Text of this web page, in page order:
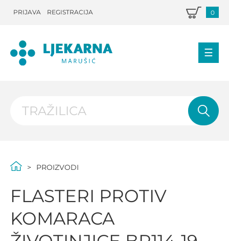
PRIJAVA REGISTRACIJA 0
PROIZVODI
FLASTERI PROTIV
KOMARACA